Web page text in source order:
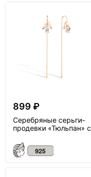
899 ₽
Серебряные серьги-
продевки «Тюльпан» с